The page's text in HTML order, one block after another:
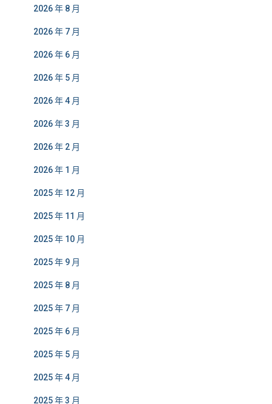
2026 年 8 月
2026 年 7 月
2026 年 6 月
2026 年 5 月
2026 年 4 月
2026 年 3 月
2026 年 2 月
2026 年 1 月
2025 年 12 月
2025 年 11 月
2025 年 10 月
2025 年 9 月
2025 年 8 月
2025 年 7 月
2025 年 6 月
2025 年 5 月
2025 年 4 月
2025 年 3 月